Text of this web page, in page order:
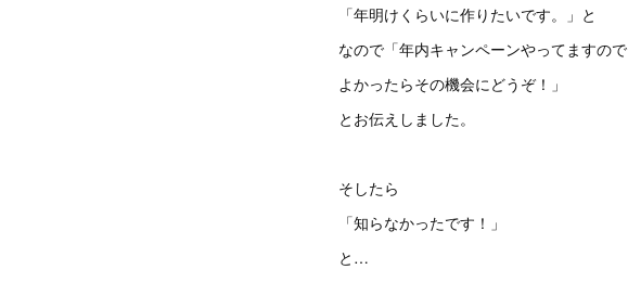
「年明けくらいに作りたいです。」と
なので「年内キャンペーンやってますので
よかったらその機会にどうぞ！」
とお伝えしました。
そしたら
「知らなかったです！」
と…